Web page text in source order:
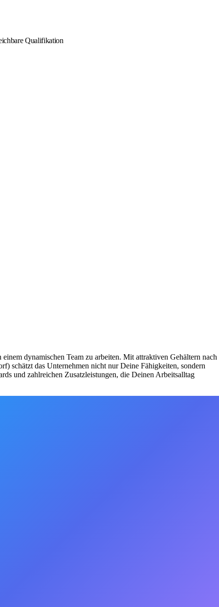
Qualifikation
dynamischen Team zu arbeiten. Mit attraktiven Gehältern nach
schätzt das Unternehmen nicht nur Deine Fähigkeiten, sondern
und zahlreichen Zusatzleistungen, die Deinen Arbeitsalltag